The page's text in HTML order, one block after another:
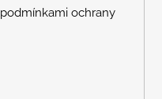
podmínkami ochrany